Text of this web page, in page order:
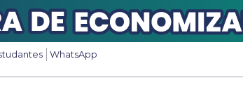
WhatsApp